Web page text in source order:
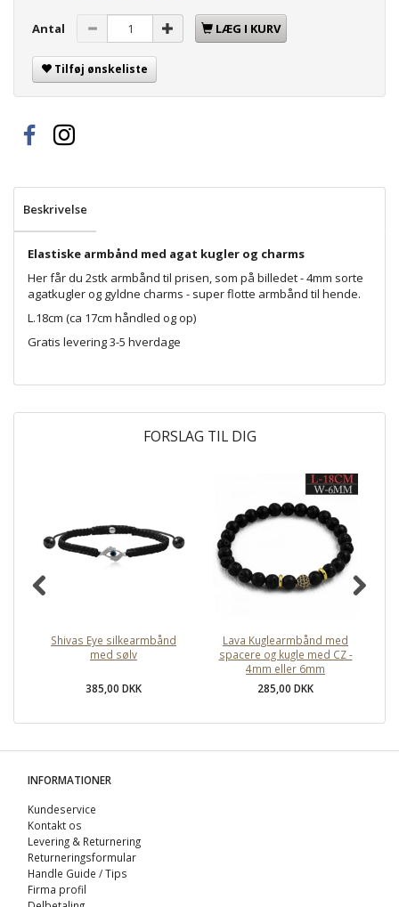
Antal LÆG I KURV
Tilføj ønskeliste
Beskrivelse
Elastiske armbånd med agat kugler og charms
Her får du 2stk armbånd til prisen, som på billedet - 4mm sorte
agatkugler og gyldne charms - super flotte armbånd til hende.
L.18cm (ca 17cm håndled og op)
Gratis levering 3-5 hverdage
FORSLAG TIL DIG
Shivas Eye silkearmbånd
med sølv
385,00 DKK
Lava Kuglearmbånd med
spacere og kugle med CZ -
4mm eller 6mm
285,00 DKK
INFORMATIONER
Kundeservice
Kontakt os
Levering & Returnering
Returneringsformular
Handle Guide / Tips
Firma profil